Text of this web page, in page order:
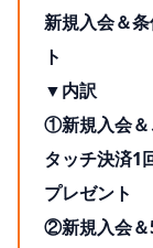
新規入会＆
ト
▼内訳
①新規入会＆
タッチ決済1
プレゼント
②新規入会＆